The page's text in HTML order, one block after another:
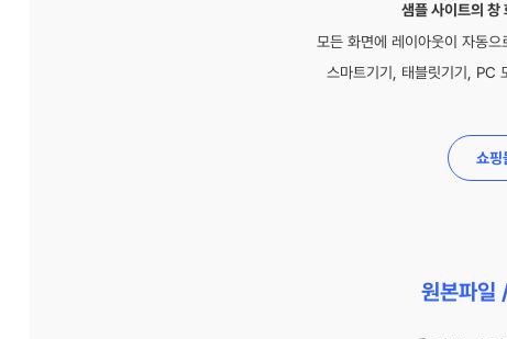
샘플 사이트의 창
모든 화면에 레이아웃이 자동
스마트기기, 태블릿기기, PC
쇼핑
원본파일